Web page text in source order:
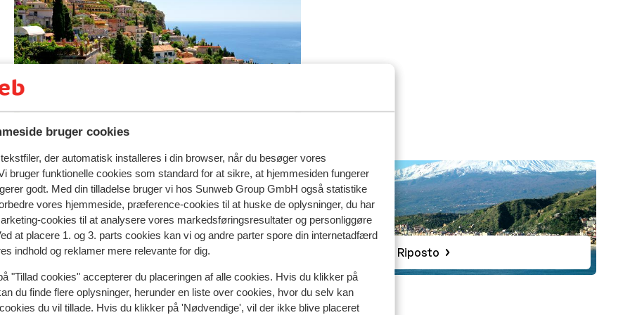
bruger cookies
der automatisk installeres i din browser, når du besøger vores
bruger funktionelle cookies som standard for at sikre, at hjemmesiden fungerer
godt. Med din tilladelse bruger vi hos Sunweb Group GmbH også statistike
vores hjemmeside, præference-cookies til at huske de oplysninger, du har
cookies til at analysere vores markedsføringsresultater og personliggøre
at placere 1. og 3. parts cookies kan vi og andre parter spore din internetadfærd
indhold og reklamer mere relevante for dig.
"Tillad cookies" accepterer du placeringen af alle cookies. Hvis du klikker på
du finde flere oplysninger, herunder en liste over cookies, hvor du selv kan
du vil tillade. Hvis du klikker på 'Nødvendige', vil der ikke blive placeret
"I’m gonna make him an offer he can’t refuse".
og hver region har sine egne specialiteter og retter. Sicilien er
brioche con gelato (sødt brød med is), og limoncello er en
der vokser så frodigt i området. Restauranter og trattorier
en af favoritterne. Denne sammenrullede, sprøde kiks findes
Endelig er Sicilien en Italiensk vinproducent. På
Gambino og Murgo udviklet gode kvalitetsvine i årenes løb. De
giver unikke vine. Det kan derfor varmt anbefales at smage
lokale marked. Frisk frugt og grøntsager sælges her for
gigantiske auberginer, gule courgetteblomster og
Du kan ikke få det friskere eller billigere, og samtidig er
besøge hver uge over hele øen.
Foto af Motta Camastra
Motta Camastra
Riposto